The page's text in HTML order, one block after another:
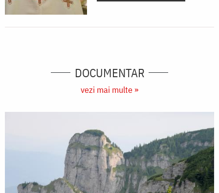
DOCUMENTAR
vezi mai multe »